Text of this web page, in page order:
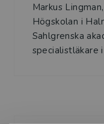
Markus
Högskolan i
Sahlgrenska
specialistläkare